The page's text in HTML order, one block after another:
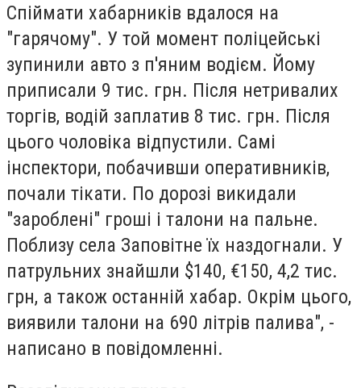
Спіймати хабарників вдалося на
"гарячому". У той момент поліцейські
зупинили авто з п'яним водієм. Йому
приписали 9 тис. грн. Після нетривалих
торгів, водій заплатив 8 тис. грн. Після
цього чоловіка відпустили. Самі
інспектори, побачивши оперативників,
почали тікати. По дорозі викидали
"зароблені" гроші і талони на пальне.
Поблизу села Заповітне їх наздогнали. У
патрульних знайшли $140, €150, 4,2 тис.
грн, а також останній хабар. Окрім цього,
виявили талони на 690 літрів палива", -
написано в повідомленні.